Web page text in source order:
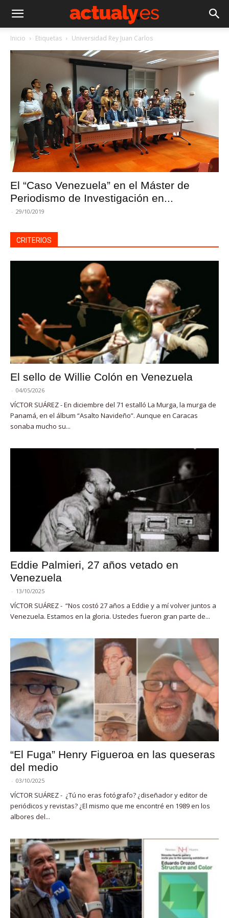
Inicio Etiquetas Universidad Rey Juan Carlos
El “Caso Venezuela” en el Máster de
Periodismo de Investigación en...
- 29/10/2019
CRITERIOS
El sello de Willie Colón en Venezuela
- 04/05/2026
VÍCTOR SUÁREZ - En diciembre del 71 estalló La Murga, la murga de
Panamá, en el álbum “Asalto Navideño”. Aunque en Caracas
sonaba mucho su...
Eddie Palmieri, 27 años vetado en
Venezuela
- 13/10/2025
VÍCTOR SUÁREZ - “Nos costó 27 años a Eddie y a mí volver juntos a
Venezuela. Estamos en la gloria. Ustedes fueron gran parte de...
“El Fuga” Henry Figueroa en las queseras
del medio
- 03/10/2025
VÍCTOR SUÁREZ - ¿Tú no eras fotógrafo? ¿diseñador y editor de
periódicos y revistas? ¿El mismo que me encontré en 1989 en los
albores del...